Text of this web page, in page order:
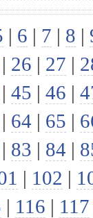
| 6 | 7 | 8 |
| 26 | 27 |
| 45 | 46 |
| 64 | 65 |
| 83 | 84 |
| 102 |
| 116 | 117